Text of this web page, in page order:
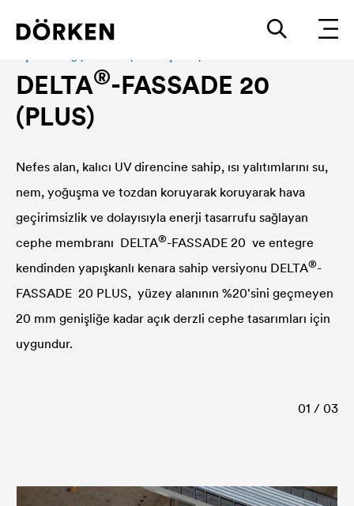
DELTA®-FASSADE 20
(PLUS)
Nefes alan, kalıcı UV direncine sahip, ısı yalıtımlarını su,
nem, yoğuşma ve tozdan koruyarak koruyarak hava
geçirimsizlik ve dolayısıyla enerji tasarrufu sağlayan
cephe membranı DELTA®-FASSADE 20 ve entegre
kendinden yapışkanlı kenara sahip versiyonu DELTA®-
FASSADE 20 PLUS, yüzey alanının %20'sini geçmeyen
20 mm genişliğe kadar açık derzli cephe tasarımları için
uygundur.
01 / 03